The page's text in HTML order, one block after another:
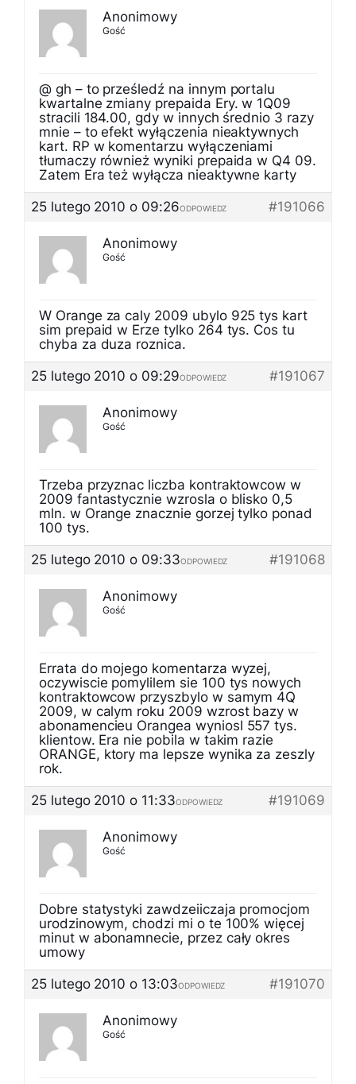
Anonimowy
Gość
@ gh – to prześledź na innym portalu
kwartalne zmiany prepaida Ery. w 1Q09
stracili 184.00, gdy w innych średnio 3 razy
mnie – to efekt wyłączenia nieaktywnych
kart. RP w komentarzu wyłączeniami
tłumaczy również wyniki prepaida w Q4 09.
Zatem Era też wyłącza nieaktywne karty
25 lutego 2010 o 09:26
#191066
ODPOWIEDZ
Anonimowy
Gość
W Orange za caly 2009 ubylo 925 tys kart
sim prepaid w Erze tylko 264 tys. Cos tu
chyba za duza roznica.
25 lutego 2010 o 09:29
#191067
ODPOWIEDZ
Anonimowy
Gość
Trzeba przyznac liczba kontraktowcow w
2009 fantastycznie wzrosla o blisko 0,5
mln. w Orange znacznie gorzej tylko ponad
100 tys.
25 lutego 2010 o 09:33
#191068
ODPOWIEDZ
Anonimowy
Gość
Errata do mojego komentarza wyzej,
oczywiscie pomylilem sie 100 tys nowych
kontraktowcow przyszbylo w samym 4Q
2009, w calym roku 2009 wzrost bazy w
abonamencieu Orangea wyniosl 557 tys.
klientow. Era nie pobila w takim razie
ORANGE, ktory ma lepsze wynika za zeszly
rok.
25 lutego 2010 o 11:33
#191069
ODPOWIEDZ
Anonimowy
Gość
Dobre statystyki zawdzeiiczaja promocjom
urodzinowym, chodzi mi o te 100% więcej
minut w abonamnecie, przez cały okres
umowy
25 lutego 2010 o 13:03
#191070
ODPOWIEDZ
Anonimowy
Gość